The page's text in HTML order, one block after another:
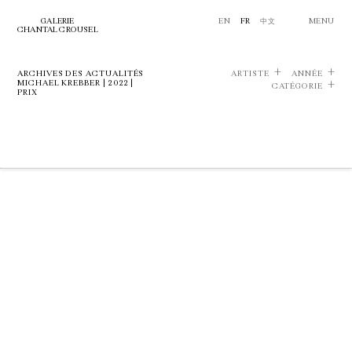
GALERIE
CHANTAL CROUSEL
EN FR 中文 MENU
ARCHIVES DES ACTUALITÉS
MICHAEL KREBBER | 2022 |
PRIX
ARTISTE
ANNÉE
CATÉGORIE